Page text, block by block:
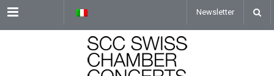
Menu Newsletter